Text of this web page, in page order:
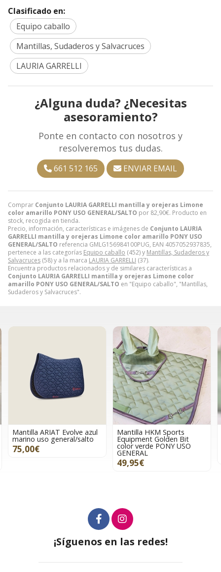
Comprar Conjunto LAURIA GARRELLI mantilla y orejeras Limone
color amarillo PONY USO GENERAL/SALTO por 82,90€. Producto en
stock, recogida en tienda.
Precio, información, características e imágenes de Conjunto LAURIA
GARRELLI mantilla y orejeras Limone color amarillo PONY USO
GENERAL/SALTO referencia GMLG156984100PUG, EAN 4057052937835,
pertenece a las categorías Equipo caballo (452) y Mantillas, Sudaderos y
Salvacruces (58) y a la marca LAURIA GARRELLI (37).
Encuentra productos relacionados y de similares características a
Conjunto LAURIA GARRELLI mantilla y orejeras Limone color
amarillo PONY USO GENERAL/SALTO en "Equipo caballo", "Mantillas,
Sudaderos y Salvacruces".
Clasificado en:
Equipo caballo
Mantillas, Sudaderos y Salvacruces
LAURIA GARRELLI
¿Alguna duda? ¿Necesitas
asesoramiento?
Ponte en contacto con nosotros y
resolveremos tus dudas.
661 512 165 ENVIAR EMAIL
Mantilla ARIAT Evolve azul
marino uso general/salto
75,00€
Mantilla HKM Sports
Equipment Golden Bit
color verde PONY USO
GENERAL
49,95€
¡Síguenos en las redes!